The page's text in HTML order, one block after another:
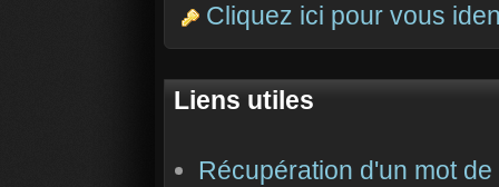
Cliquez ici pour vous
Liens utiles
Récupération d'un mot